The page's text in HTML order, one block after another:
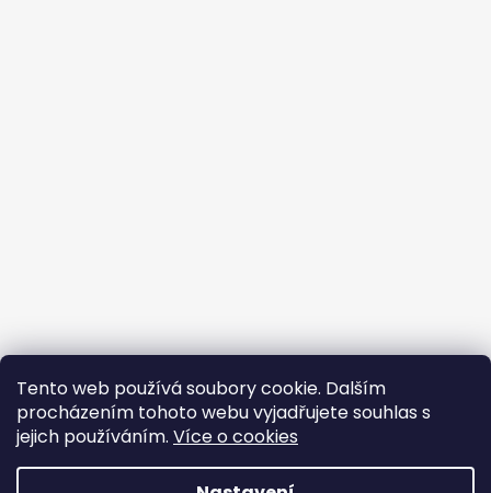
Tento web používá soubory cookie. Dalším
procházením tohoto webu vyjadřujete souhlas s
jejich používáním. Více o cookies
Vytvořil Shoptet